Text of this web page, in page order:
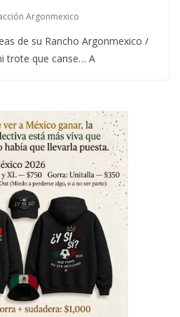
Argonmexico
de su Rancho Argonmexico /
trote que canse… A